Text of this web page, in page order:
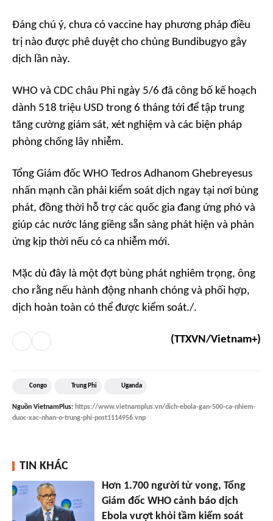
Đáng chú ý, chưa có vaccine hay phương pháp điều
trị nào được phê duyệt cho chủng Bundibugyo gây
dịch lần này.
WHO và CDC châu Phi ngày 5/6 đã công bố kế hoạch
dành 518 triệu USD trong 6 tháng tới để tập trung
tăng cường giám sát, xét nghiệm và các biện pháp
phòng chống lây nhiễm.
Tổng Giám đốc WHO Tedros Adhanom Ghebreyesus
nhấn mạnh cần phải kiểm soát dịch ngay tại nơi bùng
phát, đồng thời hỗ trợ các quốc gia đang ứng phó và
giúp các nước láng giềng sẵn sàng phát hiện và phản
ứng kịp thời nếu có ca nhiễm mới.
Mặc dù đây là một đợt bùng phát nghiêm trọng, ông
cho rằng nếu hành động nhanh chóng và phối hợp,
dịch hoàn toàn có thể được kiểm soát./.
(TTXVN/Vietnam+)
Congo Trung Phi Uganda
Nguồn VietnamPlus: https://www.vietnamplus.vn/dich-ebola-gan-500-ca-nhiem-
duoc-xac-nhan-o-trung-phi-post1114956.vnp
TIN KHÁC
Hơn 1.700 người tử vong, Tổng
Giám đốc WHO cảnh báo dịch
Ebola vượt khỏi tầm kiểm soát